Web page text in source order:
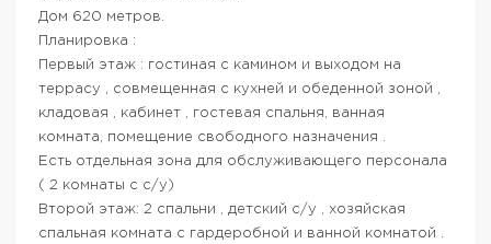
Дом 620 метров.
Планировка :
Первый этаж : гостиная с камином и выходом на
террасу , совмещенная с кухней и обеденной зоной ,
кладовая , кабинет , гостевая спальня, ванная
комната, помещение свободного назначения .
Есть отдельная зона для обслуживающего персонала
( 2 комнаты с с/у)
Второй этаж: 2 спальни , детский с/у , хозяйская
спальная комната с гардеробной и ванной комнатой .